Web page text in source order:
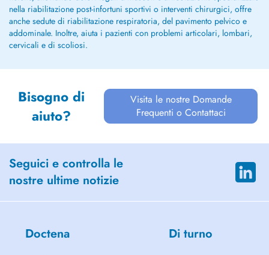
nella riabilitazione post-infortuni sportivi o interventi chirurgici, offre
anche sedute di riabilitazione respiratoria, del pavimento pelvico e
addominale. Inoltre, aiuta i pazienti con problemi articolari, lombari,
cervicali e di scoliosi.
Bisogno di
aiuto?
Visita le nostre Domande
Frequenti o Contattaci
Seguici e controlla le
nostre ultime notizie
Doctena Di turno